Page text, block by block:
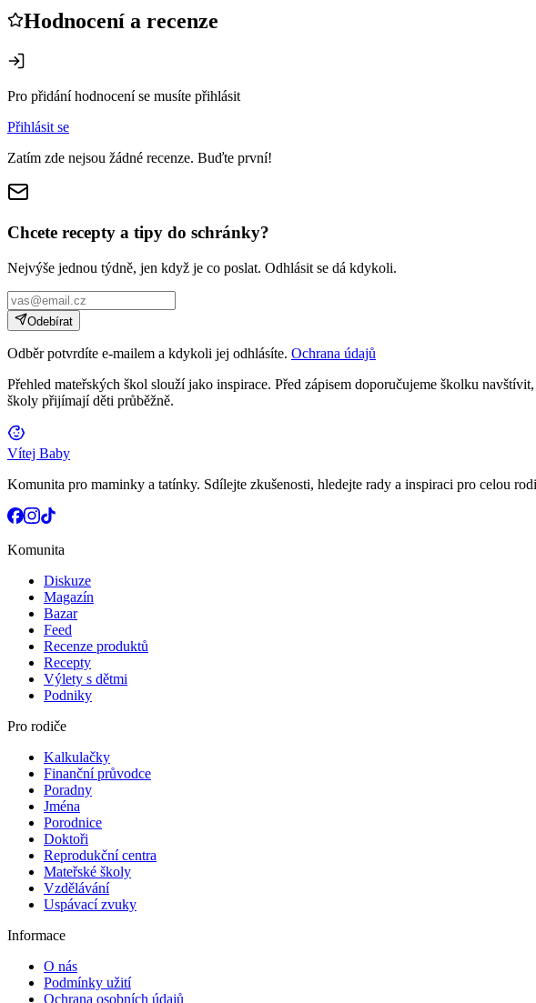
Hodnocení a recenze
Pro přidání hodnocení se musíte přihlásit
Přihlásit se
Zatím zde nejsou žádné recenze. Buďte první!
Chcete recepty a tipy do schránky?
Nejvýše jednou týdně, jen když je co poslat. Odhlásit se dá kdykoli.
Odebírat
Odběr potvrdíte e-mailem a kdykoli jej odhlásíte. Ochrana údajů
Přehled mateřských škol slouží jako inspirace. Před zápisem doporučujeme školku
školy přijímají děti průběžně.
Vítej Baby
Komunita pro maminky a tatínky. Sdílejte zkušenosti, hledejte rady a inspiraci pro celou
Komunita
Diskuze
Magazín
Bazar
Feed
Recenze produktů
Recepty
Výlety s dětmi
Podniky
Pro rodiče
Kalkulačky
Finanční průvodce
Poradny
Jména
Porodnice
Doktoři
Reprodukční centra
Mateřské školy
Vzdělávání
Uspávací zvuky
Informace
O nás
Podmínky užití
Ochrana osobních údajů